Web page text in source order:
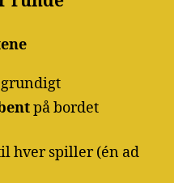
på bordet
hver spiller (én ad